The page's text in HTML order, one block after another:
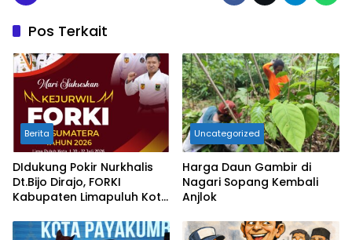
Pos Terkait
Berita
DIdukung Pokir Nurkhalis
Dt.Bijo Dirajo, FORKI
Kabupaten Limapuluh Kota
se Sumatera 2026
Uncategorized
Harga Daun Gambir di
Nagari Sopang Kembali
Anjlok